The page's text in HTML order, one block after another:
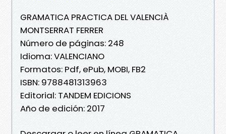
GRAMATICA PRACTICA DEL VALENCIÀ
MONTSERRAT FERRER
Número de páginas: 248
Idioma: VALENCIANO
Formatos: Pdf, ePub, MOBI, FB2
ISBN: 9788481313963
Editorial: TANDEM EDICIONS
Año de edición: 2017